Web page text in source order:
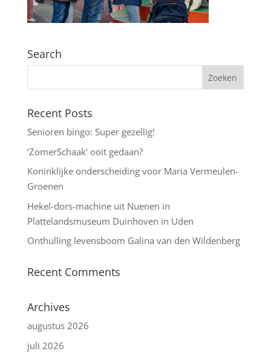
Search
Recent Posts
Senioren bingo: Super gezellig!
‘ZomerSchaak’ ooit gedaan?
Koninklijke onderscheiding voor Maria Vermeulen-
Groenen
Hekel-dors-machine uit Nuenen in
Plattelandsmuseum Duinhoven in Uden
Onthulling levensboom Galina van den Wildenberg
Recent Comments
Archives
augustus 2026
juli 2026